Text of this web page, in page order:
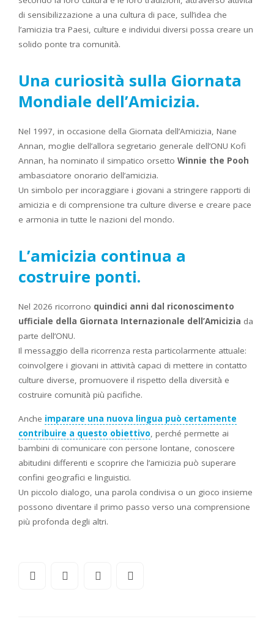
di sensibilizzazione a una cultura di pace, sull’idea che
l’amicizia tra Paesi, culture e individui diversi possa creare un
solido ponte tra comunità.
Una curiosità sulla Giornata
Mondiale dell’Amicizia.
Nel 1997, in occasione della Giornata dell’Amicizia, Nane
Annan, moglie dell’allora segretario generale dell’ONU Kofi
Annan, ha nominato il simpatico orsetto Winnie the Pooh
ambasciatore onorario dell’amicizia.
Un simbolo per incoraggiare i giovani a stringere rapporti di
amicizia e di comprensione tra culture diverse e creare pace
e armonia in tutte le nazioni del mondo.
L’amicizia continua a
costruire ponti.
Nel 2026 ricorrono quindici anni dal riconoscimento
ufficiale della Giornata Internazionale dell’Amicizia da
parte dell’ONU.
Il messaggio della ricorrenza resta particolarmente attuale:
coinvolgere i giovani in attività capaci di mettere in contatto
culture diverse, promuovere il rispetto della diversità e
costruire comunità più pacifiche.
Anche imparare una nuova lingua può certamente
contribuire a questo obiettivo, perché permette ai
bambini di comunicare con persone lontane, conoscere
abitudini differenti e scoprire che l’amicizia può superare
confini geografici e linguistici.
Un piccolo dialogo, una parola condivisa o un gioco insieme
possono diventare il primo passo verso una comprensione
più profonda degli altri.